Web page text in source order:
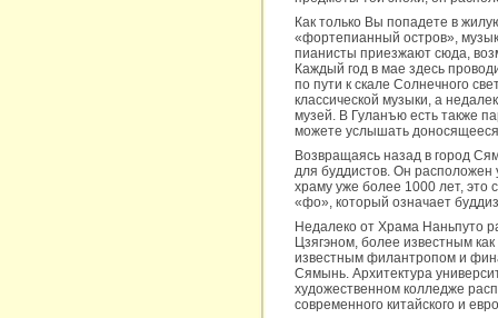
Как только Вы попадете в
«фортепианный остров»,
пианисты приезжают сюда,
Каждый год в мае здесь
по пути к скале Солнечного
классической музыки, а
музей. В Гуланъю есть также
можете услышать
Возвращаясь назад в город
для буддистов. Он
храму уже более 1000 лет,
«фо», который означает
Недалеко от Храма Наньпуто
Цзягэном, более известным
известным филантропом и
Сямынь. Архитектура
художественном колледже
современного китайского и